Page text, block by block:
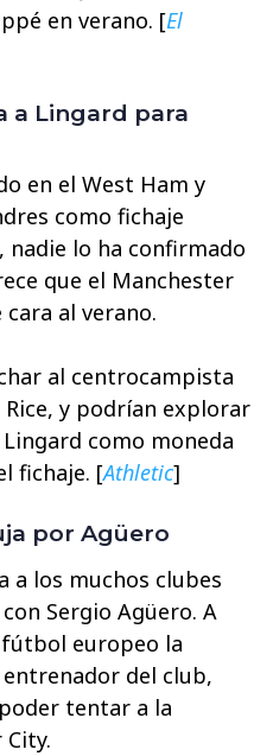
en verano. [El
a Lingard para
en el West Ham y
como fichaje
nadie lo ha confirmado
que el Manchester
al verano.
al centrocampista
Rice, y podrían explorar
como moneda
fichaje. [Athletic]
por Agüero
a los muchos clubes
Sergio Agüero. A
europeo la
del club,
tentar a la